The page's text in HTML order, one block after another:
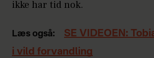
ikke har tid nok.
Læs også:
SE VIDEOEN:
i vild forvandling